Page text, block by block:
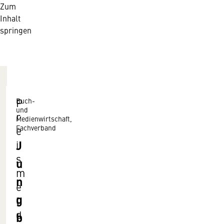
Zum
Inhalt
springen
Buch-
und
Medienwirtschaft,
Fachverband
J
u
n
g
b
P
r
e
i
s
m
e
l
d